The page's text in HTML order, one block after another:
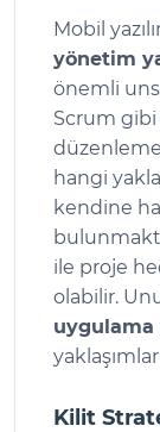
Mobil
yönetim
önemli
Scrum gibi
hangi
kendine
ile proje
olabilir.
uygulama
Kilit